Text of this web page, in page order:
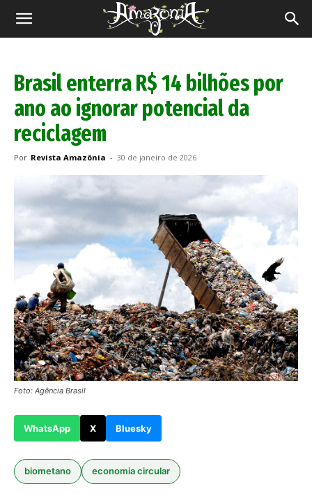
Revista
Brasil enterra R$ 14 bilhões por
ano ao ignorar potencial da
reciclagem
Por Revista Amazônia - 30 de janeiro de 2026
Foto: Agência Brasil
WhatsApp X Bluesky
biometano economia circular